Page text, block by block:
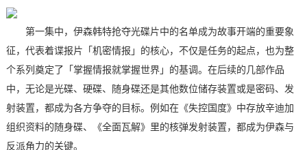
第一集中，伊森韩特抢夺光碟片中的名单成为故事开端的重要象
征，代表着谍报片「机密情报」的核心，不仅是任务的起点，也为整
个系列奠定了「掌握情报就掌握世界」的基调。在后续的几部作品
中，无论是光碟、硬碟、随身碟还是其他数位储存装置或是密码、发
射装置，都成为各方争夺的目标。例如在《失控国度》中存放辛迪加
组织资料的随身碟、《全面瓦解》里的核弹发射装置，都成为伊森与
反派角力的关键。